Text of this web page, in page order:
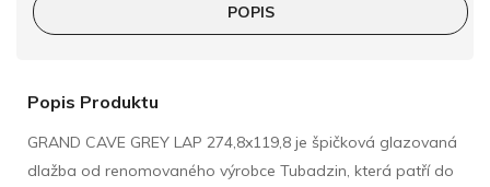
POPIS
Popis Produktu
GRAND CAVE GREY LAP 274,8x119,8 je špičková glazovaná
dlažba od renomovaného výrobce Tubadzin, která patří do